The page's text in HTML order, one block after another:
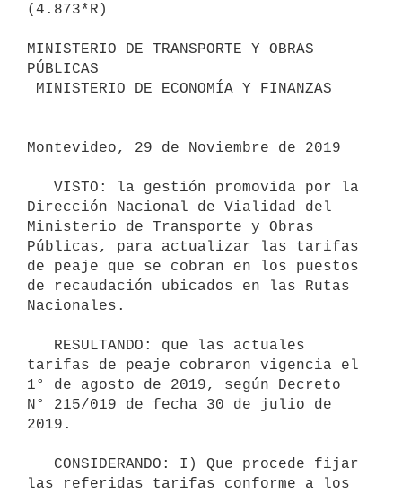
(4.873*R)
MINISTERIO DE TRANSPORTE Y OBRAS
PÚBLICAS
Montevideo, 29 de Noviembre de 2019
Dirección Nacional de Vialidad del
Ministerio de Transporte y Obras
Públicas, para actualizar las tarifas
de peaje que se cobran en los puestos
de recaudación ubicados en las Rutas
Nacionales.
tarifas de peaje cobraron vigencia el
1° de agosto de 2019, según Decreto
N° 215/019 de fecha 30 de julio de
2019.
las referidas tarifas conforme a los